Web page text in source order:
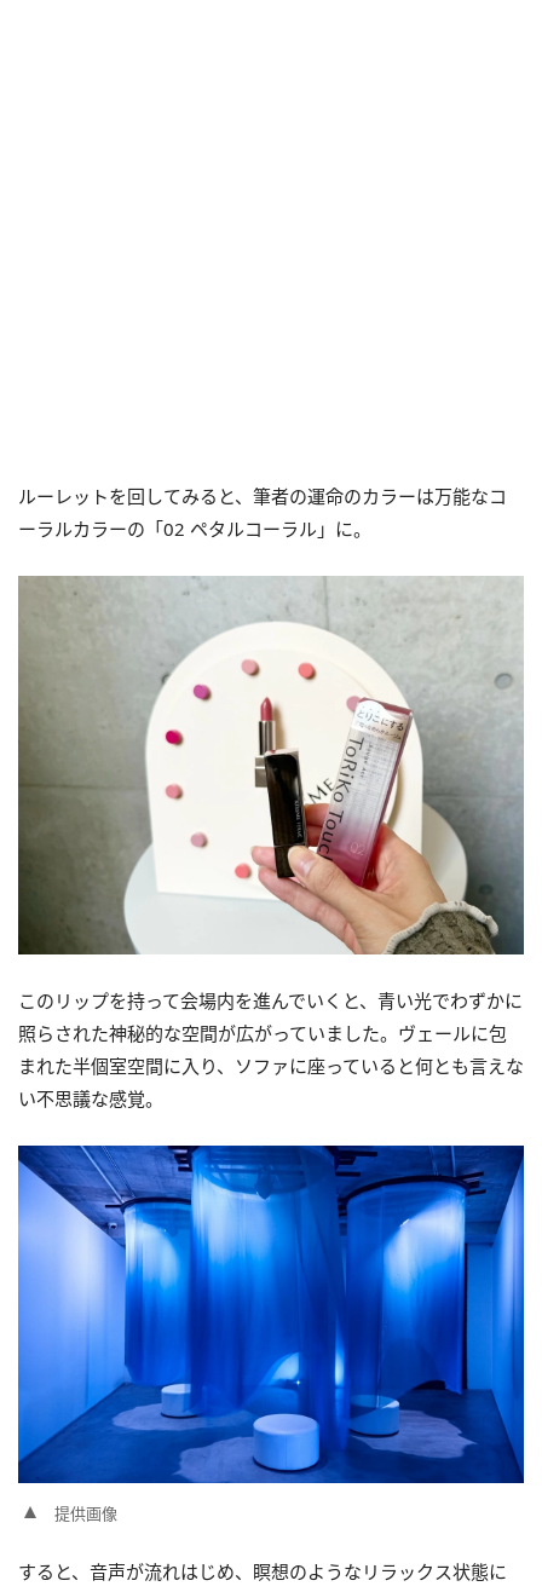
ルーレットを回してみると、筆者の運命のカラーは万能なコ
ーラルカラーの「02 ペタルコーラル」に。
このリップを持って会場内を進んでいくと、青い光でわずかに
照らされた神秘的な空間が広がっていました。ヴェールに包
まれた半個室空間に入り、ソファに座っていると何とも言えな
い不思議な感覚。
提供画像
すると、音声が流れはじめ、瞑想のようなリラックス状態に